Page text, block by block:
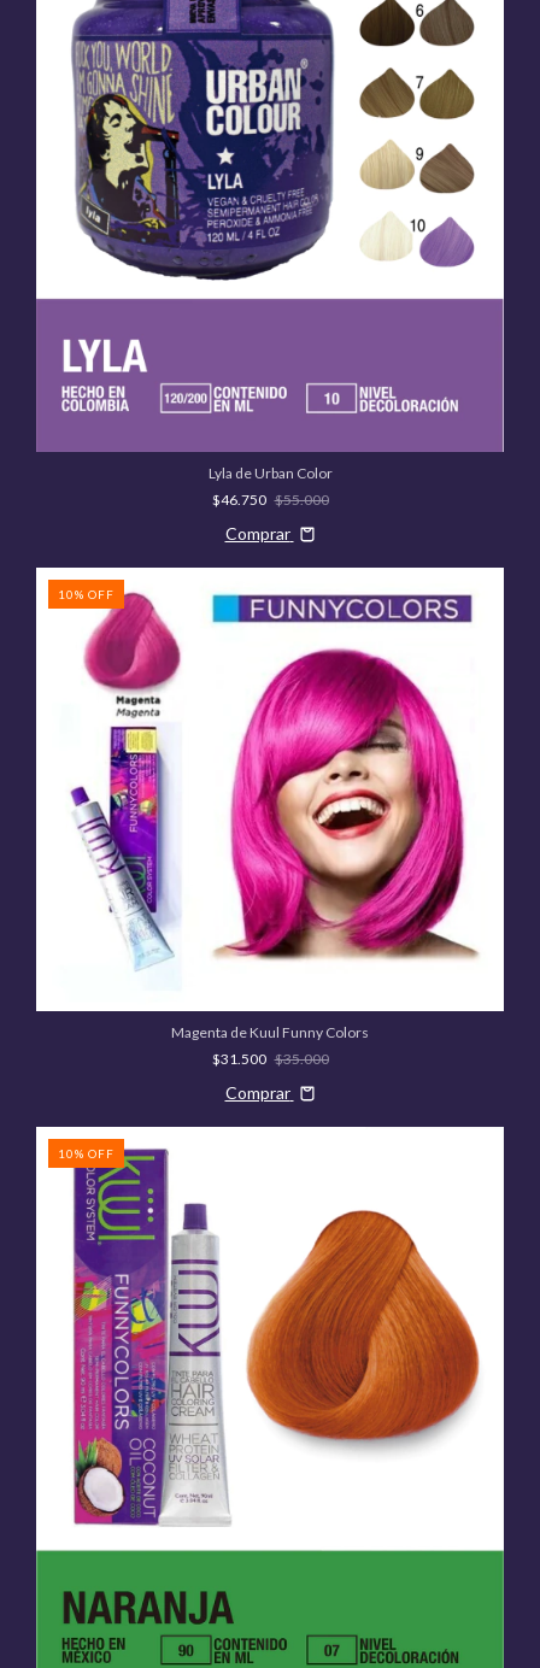
Lyla de Urban Color
$46.750 $55.000
Comprar
10% OFF
Magenta de Kuul Funny Colors
$31.500 $35.000
Comprar
10% OFF